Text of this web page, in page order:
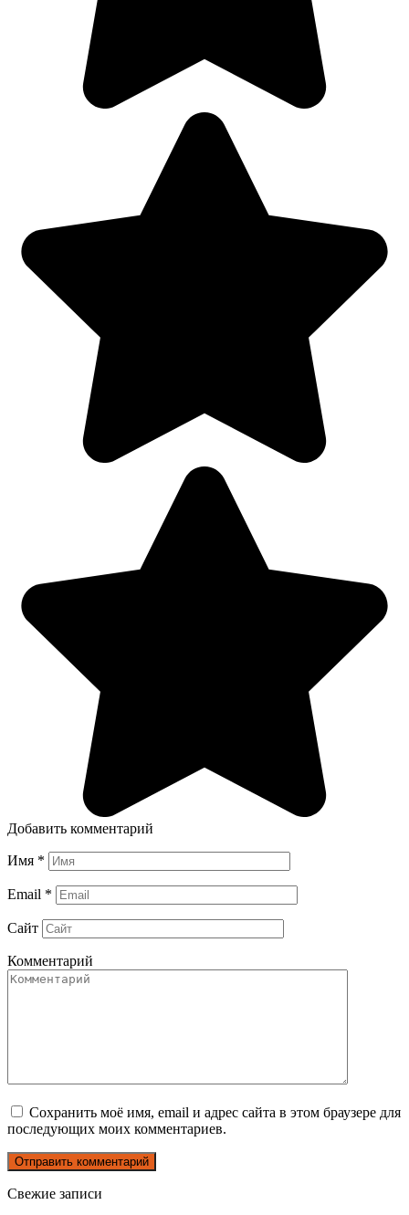
Добавить комментарий
Имя *
Email *
Сайт
Комментарий
Сохранить моё имя, email и адрес сайта в этом браузере для
последующих моих комментариев.
Свежие записи